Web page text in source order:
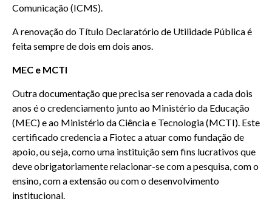
Comunicação (ICMS).
A renovação do Título Declaratório de Utilidade Pública é
feita sempre de dois em dois anos.
MEC e MCTI
Outra documentação que precisa ser renovada a cada dois
anos é o credenciamento junto ao Ministério da Educação
(MEC) e ao Ministério da Ciência e Tecnologia (MCTI). Este
certificado credencia a Fiotec a atuar como fundação de
apoio, ou seja, como uma instituição sem fins lucrativos que
deve obrigatoriamente relacionar-se com a pesquisa, com o
ensino, com a extensão ou com o desenvolvimento
institucional.